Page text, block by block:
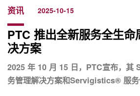
资讯 2025-10-15
PTC 推出全新服务全生
决方案
2025 年 10 月 15 日，PTC宣布，其
务管理解决方案和Servigistics® 服